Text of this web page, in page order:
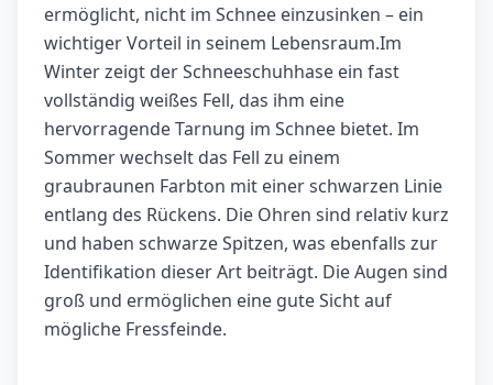
ermöglicht, nicht im Schnee einzusinken – ein
wichtiger Vorteil in seinem Lebensraum.Im
Winter zeigt der Schneeschuhhase ein fast
vollständig weißes Fell, das ihm eine
hervorragende Tarnung im Schnee bietet. Im
Sommer wechselt das Fell zu einem
graubraunen Farbton mit einer schwarzen Linie
entlang des Rückens. Die Ohren sind relativ kurz
und haben schwarze Spitzen, was ebenfalls zur
Identifikation dieser Art beiträgt. Die Augen sind
groß und ermöglichen eine gute Sicht auf
mögliche Fressfeinde.